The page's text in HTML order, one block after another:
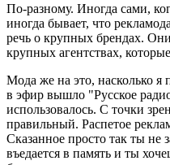
По-разному. Иногда сами,
иногда бывает, что
речь о крупных брендах.
крупных агентствах,
Мода же на это, насколько я
в эфир вышло "Русское
использовалось. С точки
правильный. Распетое
Сказанное просто так ты не
въедается в память и ты